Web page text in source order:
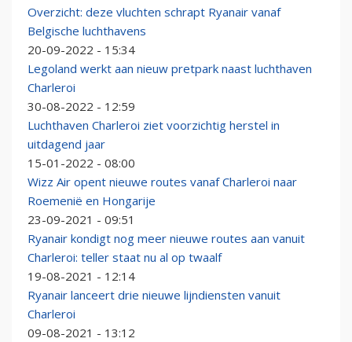
Overzicht: deze vluchten schrapt Ryanair vanaf
Belgische luchthavens
20-09-2022 - 15:34
Legoland werkt aan nieuw pretpark naast luchthaven
Charleroi
30-08-2022 - 12:59
Luchthaven Charleroi ziet voorzichtig herstel in
uitdagend jaar
15-01-2022 - 08:00
Wizz Air opent nieuwe routes vanaf Charleroi naar
Roemenië en Hongarije
23-09-2021 - 09:51
Ryanair kondigt nog meer nieuwe routes aan vanuit
Charleroi: teller staat nu al op twaalf
19-08-2021 - 12:14
Ryanair lanceert drie nieuwe lijndiensten vanuit
Charleroi
09-08-2021 - 13:12